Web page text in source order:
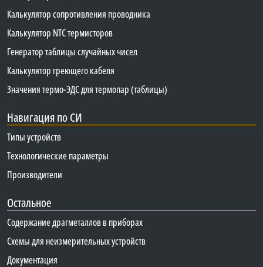
Калькулятор сопротивления проводника
Калькулятор NTC термисторов
Генератор таблицы случайных чисел
Калькулятор греющего кабеля
Значения термо-ЭДС для термопар (таблицы)
Навигация по СИ
Типы устройств
Технологические параметры
Производители
Остальное
Содержание драгметаллов в приборах
Схемы для неизмерительных устройств
Документация